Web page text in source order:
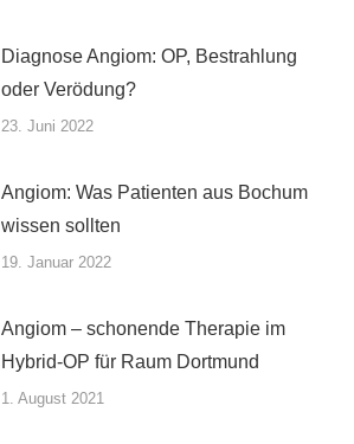
Diagnose Angiom: OP, Bestrahlung
oder Verödung?
23. Juni 2022
Angiom: Was Patienten aus Bochum
wissen sollten
19. Januar 2022
Angiom – schonende Therapie im
Hybrid-OP für Raum Dortmund
1. August 2021